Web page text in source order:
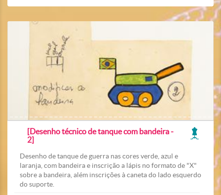
[Desenho técnico de tanque com bandeira -
2]
Desenho de tanque de guerra nas cores verde, azul e
laranja, com bandeira e inscrição a lápis no formato de "X"
sobre a bandeira, além inscrições à caneta do lado esquerdo
do suporte.